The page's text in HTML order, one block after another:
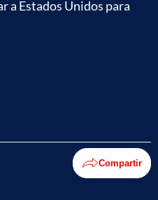
a Estados Unidos para
Compartir